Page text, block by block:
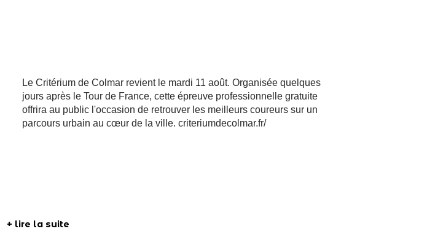
Le Critérium de Colmar revient le mardi 11 août. Organisée quelques
jours après le Tour de France, cette épreuve professionnelle gratuite
offrira au public l'occasion de retrouver les meilleurs coureurs sur un
parcours urbain au cœur de la ville. criteriumdecolmar.fr/
+ lire la suite